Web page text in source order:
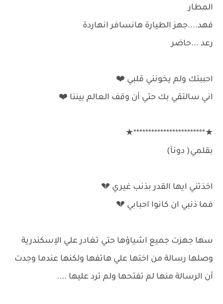
المطار
فهد....جهز الطيارة هانسافر انهاردة
رعد ...حاضر
احببتك ولم يخونني قلبي ⁦❤️⁩
اني سالتقي بك حتي أن وقف العالم بيننا ⁦❤️⁩
★************************★
بقلمي( دونآ)
اخذتني ايها القدر بذنب غيري 💔
فما ذنبي ان كانوا احبابي 💔
سها جهزت جميع اشياؤها حتي تغادر علي الإسكندرية
وصلها رسالة من اختها علي هاتفها ولكنها عندما وجدت
أن الرسالة منها لم تفتحها ولم ترد عليها ....